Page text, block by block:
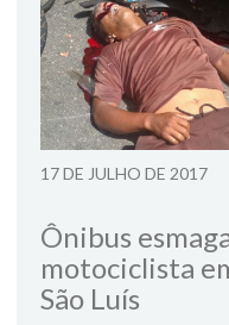
17 DE JULHO DE 2017
Ônibus
motociclista
São Luís